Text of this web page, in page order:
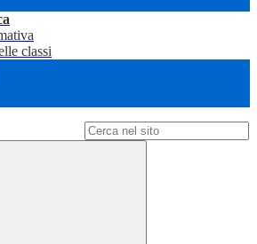
classi